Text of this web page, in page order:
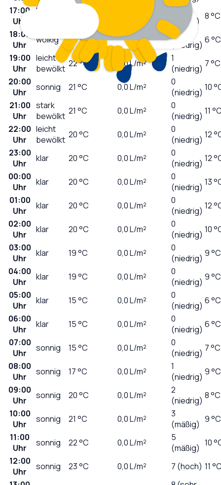
17:00
Uhr
leicht
(mäßig) 8 °C
18:00
Uhr
wolkig 22°C 0,0L/m²
(niedrig) 6 °C
19:00
Uhr
leicht
bewölkt 22°C 0,0L/m²
1
(niedrig) 7 °C
20:00
Uhr
sonnig 21 °C 0,0L/m²
0
(niedrig) 10
21:00
Uhr
stark
bewölkt 21 °C 0,0L/m²
0
(niedrig) 11
22:00
Uhr
leicht
bewölkt 20°C 0,0L/m²
0
(niedrig) 12
23:00
Uhr
klar 20°C 0,0L/m²
0
(niedrig) 12
00:00
Uhr
klar 20°C 0,0L/m²
0
(niedrig) 13
01:00
Uhr
klar 20°C 0,0L/m²
0
(niedrig) 12
02:00
Uhr
klar 20°C 0,0L/m²
0
(niedrig) 10
03:00
Uhr
klar 19°C 0,0L/m²
0
(niedrig) 9 °C
04:00
Uhr
klar 19°C 0,0L/m²
0
(niedrig) 9 °C
05:00
Uhr
klar 15°C 0,0L/m²
0
(niedrig) 6 °C
06:00
Uhr
klar 15°C 0,0L/m²
0
(niedrig) 6 °C
07:00
Uhr
sonnig 15°C 0,0L/m²
0
(niedrig) 7 °C
08:00
Uhr
sonnig 17°C 0,0L/m²
1
(niedrig) 9 °C
09:00
Uhr
sonnig 20°C 0,0L/m²
2
(niedrig) 8 °C
10:00
Uhr
sonnig 21 °C 0,0L/m²
3
(mäßig) 9 °C
11:00
Uhr
sonnig 22°C 0,0L/m²
5
(mäßig) 10
12:00
Uhr
sonnig 23°C 0,0L/m² 7 (hoch) 11